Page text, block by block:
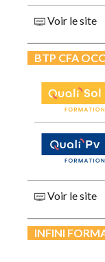
Voir le site
BTP CFA
Voir le site
INFINI